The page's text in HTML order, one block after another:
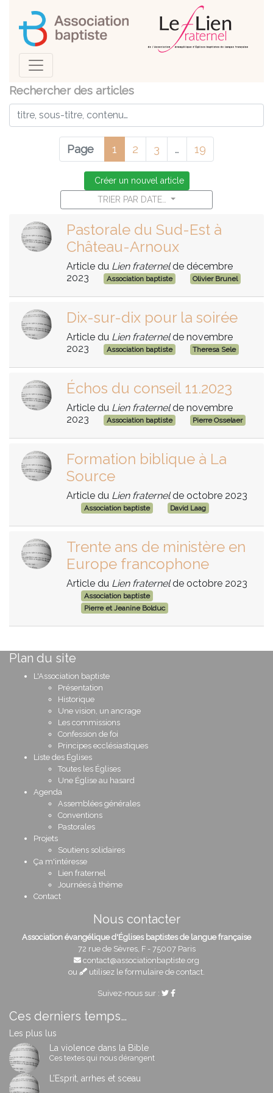
Rechercher des articles
Page 1 2 3 … 19
Créer un nouvel article
TRIER PAR DATE…
Pastorale du Sud-Est à
Château-Arnoux
Article du Lien fraternelde décembre
2023
Association baptiste Olivier Brunel
Dix-sur-dix pour la soirée
Article du Lien fraternelde novembre
2023
Association baptiste Theresa Sele
Échos du conseil 11.2023
Article du Lien fraternelde novembre
2023
Association baptiste Pierre Osselaer
Formation biblique à La
Source
Article du Lien fraternelde octobre 2023
Association baptiste David Laag
Trente ans de ministère en
Europe francophone
Article du Lien fraternelde octobre 2023
Association baptiste
Pierre et Jeanine Bolduc
Plan du site
L'Association baptiste
Présentation
Historique
Une vision, un ancrage
Les commissions
Confession de foi
Principes ecclésiastiques
Liste des Églises
Toutes les Églises
Une Église au hasard
Agenda
Assemblées générales
Conventions
Pastorales
Projets
Soutiens solidaires
Ça m'intéresse
Lien fraternel
Journées à thème
Contact
Nous contacter
Association évangélique d'Églises baptistes de langue française
72 rue de Sèvres, F - 75007 Paris
contact@associationbaptiste.org
ou
utilisez le formulaire de contact.
Suivez-nous sur :
Ces derniers temps…
Les plus lus
La violence dans la Bible
Ces textes qui nous dérangent
L’Esprit, arrhes et sceau